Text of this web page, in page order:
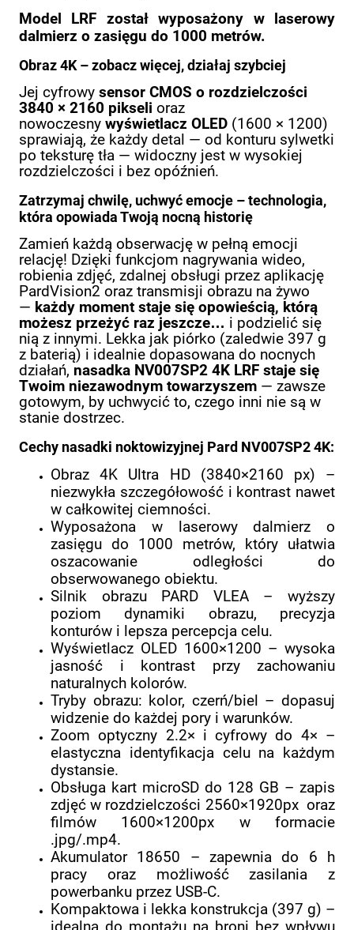
Model LRF został wyposażony w laserowy
dalmierz o zasięgu do 1000 metrów.
Obraz 4K – zobacz więcej, działaj szybciej
Jej cyfrowy sensor CMOS o rozdzielczości
3840 × 2160 pikseli oraz
nowoczesny wyświetlacz OLED (1600 × 1200)
sprawiają, że każdy detal — od konturu sylwetki
po teksturę tła — widoczny jest w wysokiej
rozdzielczości i bez opóźnień.
Zatrzymaj chwilę, uchwyć emocje – technologia,
która opowiada Twoją nocną historię
Zamień każdą obserwację w pełną emocji
relację! Dzięki funkcjom nagrywania wideo,
robienia zdjęć, zdalnej obsługi przez aplikację
PardVision2 oraz transmisji obrazu na żywo
— każdy moment staje się opowieścią, którą
możesz przeżyć raz jeszcze… i podzielić się
nią z innymi. Lekka jak piórko (zaledwie 397 g
z baterią) i idealnie dopasowana do nocnych
działań, nasadka NV007SP2 4K LRF staje się
Twoim niezawodnym towarzyszem — zawsze
gotowym, by uchwycić to, czego inni nie są w
stanie dostrzec.
Cechy nasadki noktowizyjnej Pard NV007SP2 4K:
Obraz 4K Ultra HD (3840×2160 px) –
niezwykła szczegółowość i kontrast nawet
w całkowitej ciemności.
Wyposażona w laserowy dalmierz o
zasięgu do 1000 metrów, który ułatwia
oszacowanie odległości do
obserwowanego obiektu.
Silnik obrazu PARD VLEA – wyższy
poziom dynamiki obrazu, precyzja
konturów i lepsza percepcja celu.
Wyświetlacz OLED 1600×1200 – wysoka
jasność i kontrast przy zachowaniu
naturalnych kolorów.
Tryby obrazu: kolor, czerń/biel – dopasuj
widzenie do każdej pory i warunków.
Zoom optyczny 2.2× i cyfrowy do 4× –
elastyczna identyfikacja celu na każdym
dystansie.
Obsługa kart microSD do 128 GB – zapis
zdjęć w rozdzielczości 2560×1920px oraz
filmów 1600×1200px w formacie
.jpg/.mp4.
Akumulator 18650 – zapewnia do 6 h
pracy oraz możliwość zasilania z
powerbanku przez USB-C.
Kompaktowa i lekka konstrukcja (397 g) –